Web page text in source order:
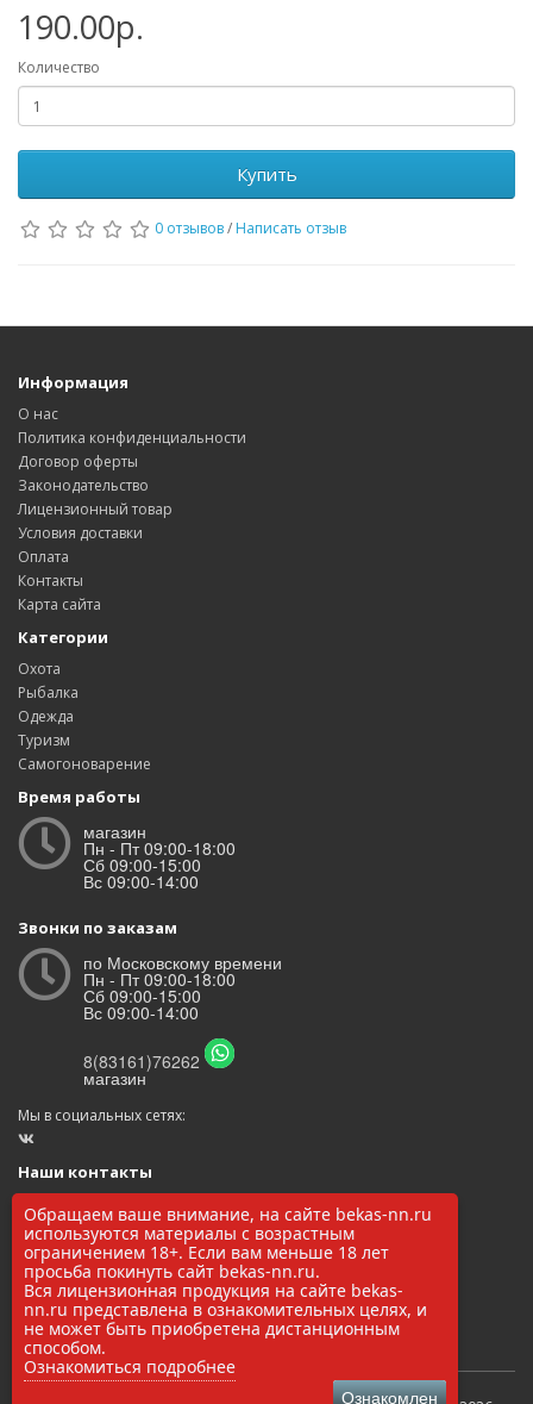
190.00р.
Количество
Купить
0 отзывов/ Написать отзыв
Информация
О нас
Политика конфиденциальности
Договор оферты
Законодательство
Лицензионный товар
Условия доставки
Оплата
Контакты
Карта сайта
Категории
Охота
Рыбалка
Одежда
Туризм
Самогоноварение
Время работы
магазин
Пн - Пт 09:00-18:00
Сб 09:00-15:00
Вс 09:00-14:00
Звонки по заказам
по Московскому времени
Пн - Пт 09:00-18:00
Сб 09:00-15:00
Вс 09:00-14:00
8(83161)76262
магазин
Мы в социальных сетях:
Наши контакты
ООО «БЕКАС»
ОГРН: 1145248000017
ИНН/КПП: 5248037037 / 524801001
8(83161)76262
zakaz@bekas-nn.ru
606524, Нижегородская обл. г. Заволжье ул. Рылеева 4А
Обращаем ваше внимание, на сайте bekas-nn.ru
используются материалы с возрастным
ограничением 18+. Если вам меньше 18 лет
просьба покинуть сайт bekas-nn.ru.
Вся лицензионная продукция на сайте bekas-
nn.ru представлена в ознакомительных целях, и
не может быть приобретена дистанционным
способом.
Ознакомиться подробнее
Ознакомлен